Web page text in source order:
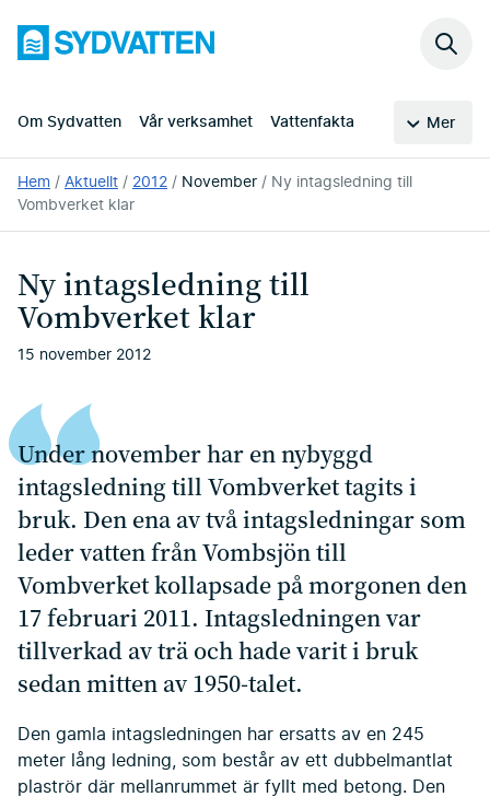
huvudinnehållet
Sydvatten
Om Sydvatten Vår verksamhet Vattenfakta Mer
Sök
Du
är
här:
Hem Aktuellt 2012 November
Ny intagsledning till
Vombverket klar
Ny intagsledning till
Vombverket klar
15 november 2012
Under november har en nybyggd
intagsledning till Vombverket tagits i
bruk. Den ena av två intagsledningar som
leder vatten från Vombsjön till
Vombverket kollapsade på morgonen den
17 februari 2011. Intagsledningen var
tillverkad av trä och hade varit i bruk
sedan mitten av 1950-talet.
Den gamla intagsledningen har ersatts av en 245
meter lång ledning, som består av ett dubbelmantlat
plaströr där mellanrummet är fyllt med betong. Den